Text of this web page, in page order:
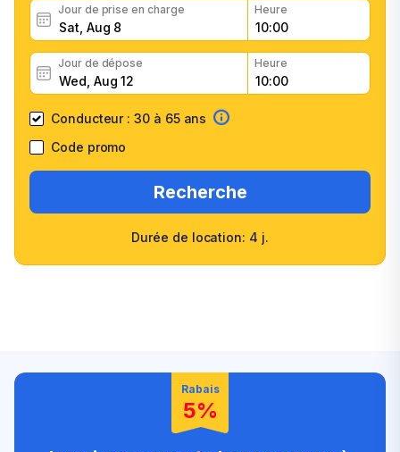
Jour de prise en charge Heure
Jour de dépose Heure
Conducteur : 30 à 65 ans
Code promo
Recherche
Durée de location: 4 j.
Rabais
5%